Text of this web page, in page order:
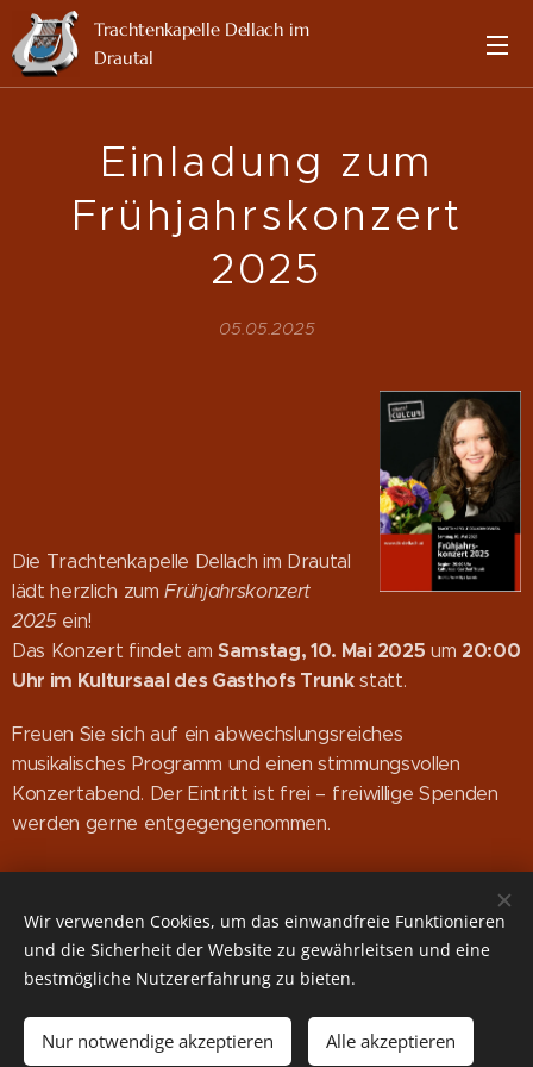
Trachtenkapelle Dellach im
Drautal
Einladung zum
Frühjahrskonzert
2025
05.05.2025
Die Trachtenkapelle Dellach im Drautal
lädt herzlich zumFrühjahrskonzert
2025ein!
Das Konzert findet am Samstag, 10. Mai 2025 um 20:00
Uhr im Kultursaal des Gasthofs Trunkstatt.
Freuen Sie sich auf ein abwechslungsreiches
musikalisches Programm und einen stimmungsvollen
Konzertabend. Der Eintritt ist frei – freiwillige Spenden
werden gerne entgegengenommen.
© 2026 Trachtenkapelle Dellach im Drautal
Cookies
Wir verwenden Cookies, um das einwandfreie Funktionieren
und die Sicherheit der Website zu gewährleitsen und eine
bestmögliche Nutzererfahrung zu bieten.
Nur notwendige akzeptieren Alle akzeptieren